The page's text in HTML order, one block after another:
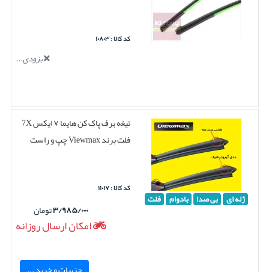
کد کالا : ۱۰۸۰۳
بزودی...
ژله ای بی صدا بادوام فلت
تیغه برف پاک کن هایما ۷ ایکس 7X
فلت برند Viewmax چپ و راست
کد کالا : ۱۱۰۱۷
۳/۹۸۵/۰۰۰تومان
امکان ارسال روزانه